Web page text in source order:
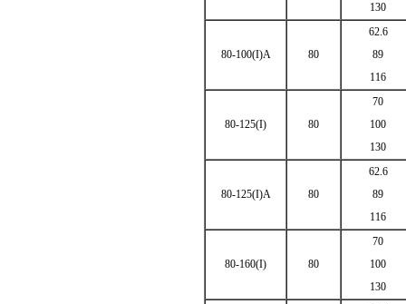
130
80-100(I)A 80
62.6
89
116
80-125(I) 80
70
100
130
80-125(I)A 80
62.6
89
116
80-160(I) 80
70
100
130